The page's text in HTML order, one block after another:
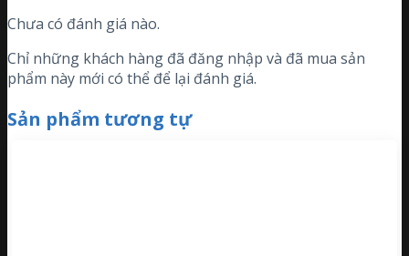
Chưa có đánh giá nào.
Chỉ những khách hàng đã đăng nhập và đã mua sản
phẩm này mới có thể để lại đánh giá.
Sản phẩm tương tự